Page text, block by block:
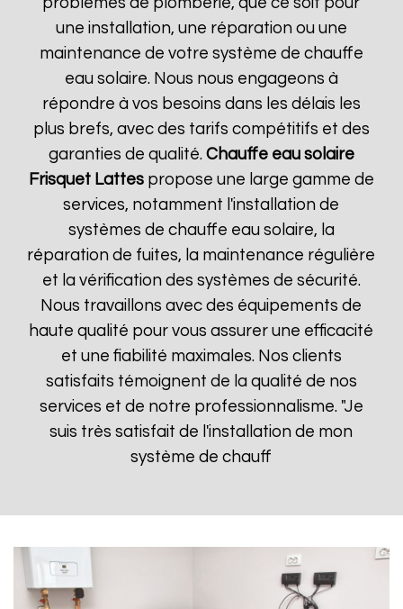
une installation, une réparation ou une
maintenance de votre système de chauffe
eau solaire. Nous nous engageons à
répondre à vos besoins dans les délais les
plus brefs, avec des tarifs compétitifs et des
garanties de qualité. Chauffe eau solaire
Frisquet Lattespropose une large gamme de
services, notamment l'installation de
systèmes de chauffe eau solaire, la
réparation de fuites, la maintenance régulière
et la vérification des systèmes de sécurité.
Nous travaillons avec des équipements de
haute qualité pour vous assurer une efficacité
et une fiabilité maximales. Nos clients
satisfaits témoignent de la qualité de nos
services et de notre professionnalisme. "Je
suis très satisfait de l'installation de mon
système de chauff